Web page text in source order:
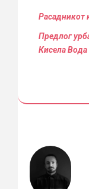
Расадникот
Предлог
Кисела Вода